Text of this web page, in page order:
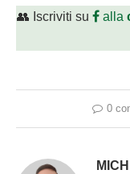
👥 Iscriviti su alla
0